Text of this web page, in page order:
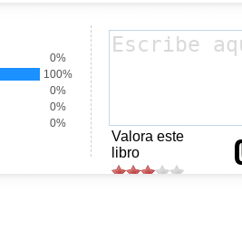
0%
100%
0%
0%
0%
Valora este
libro